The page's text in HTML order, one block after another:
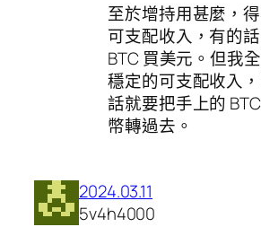
至於增持用甚麼，
可支配收入，有的
BTC 買美元。但我
穩定的可支配收入
話就要把手上的
幣轉過去。
2024.03.11
5v4h4000